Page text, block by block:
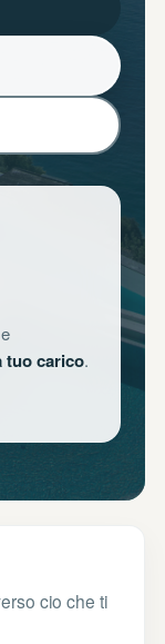
tuo carico.
cio che ti